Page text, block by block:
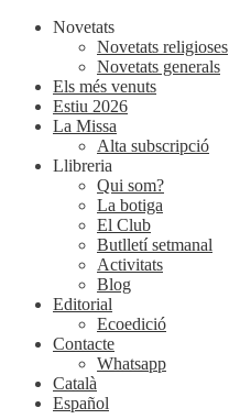
Novetats
Novetats religioses
Novetats generals
Els més venuts
Estiu 2026
La Missa
Alta subscripció
Llibreria
Qui som?
La botiga
El Club
Butlletí setmanal
Activitats
Blog
Editorial
Ecoedició
Contacte
Whatsapp
Català
Español